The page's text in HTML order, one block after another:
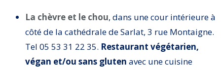
La chèvre et le chou, dans une cour intérieure à
côté de la cathédrale de Sarlat, 3 rue Montaigne.
Tel 05 53 31 22 35. Restaurant végétarien,
végan et/ou sans gluten avec une cuisine